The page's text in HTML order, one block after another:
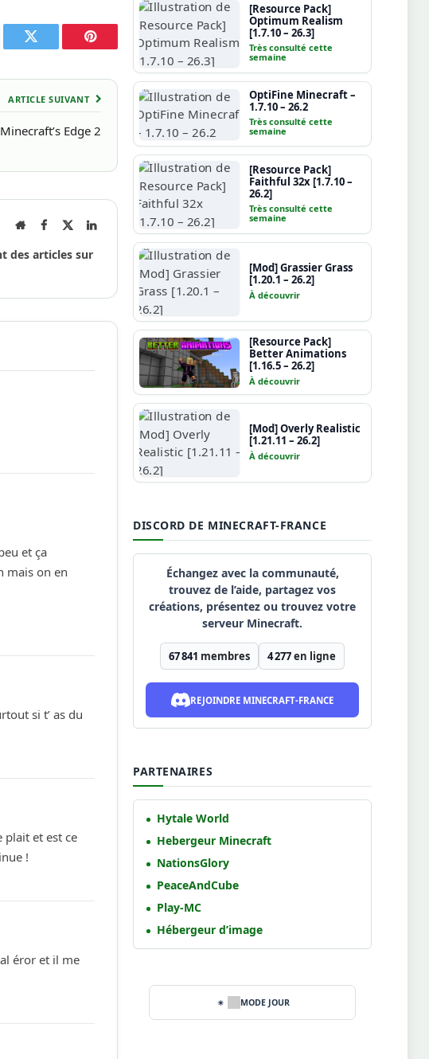
Twitter Pinterest
ARTICLE SUIVANT
Edge 2
Site Facebook LinkedIn
des articles sur
et ça
mais on en
si t’ as du
plait et est ce
!
éror et il me
[Resource Pack]
Optimum Realism
[1.7.10 – 26.3]
Très consulté cette
semaine
OptiFine Minecraft –
1.7.10 – 26.2
Très consulté cette
semaine
[Resource Pack]
Faithful 32x [1.7.10 –
26.2]
Très consulté cette
semaine
[Mod] Grassier Grass
[1.20.1 – 26.2]
À découvrir
[Resource Pack]
Better Animations
[1.16.5 – 26.2]
À découvrir
[Mod] Overly Realistic
[1.21.11 – 26.2]
À découvrir
DISCORD DE MINECRAFT-FRANCE
Échangez avec la communauté,
trouvez de l’aide, partagez vos
créations, présentez ou trouvez votre
serveur Minecraft.
67 841 membres 4 277en ligne
REJOINDRE MINECRAFT-FRANCE
PARTENAIRES
Hytale World
Hebergeur Minecraft
NationsGlory
PeaceAndCube
Play-MC
Hébergeur d’image
MODE JOUR